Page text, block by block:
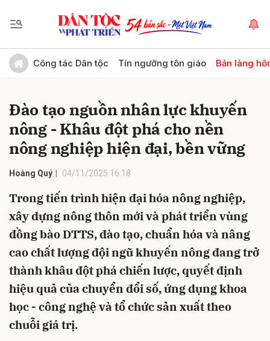
Công tác Dân tộc Tín ngưỡng tôn giáo Bản làng
Đào tạo nguồn nhân lực khuyến
nông - Khâu đột phá cho nền
nông nghiệp hiện đại, bền vững
Hoàng Quý 04/11/2025 16:18
Trong tiến trình hiện đại hóa nông nghiệp,
xây dựng nông thôn mới và phát triển vùng
đồng bào DTTS, đào tạo, chuẩn hóa và nâng
cao chất lượng đội ngũ khuyến nông đang trở
thành khâu đột phá chiến lược, quyết định
hiệu quả của chuyển đổi số, ứng dụng khoa
học - công nghệ và tổ chức sản xuất theo
chuỗi giá trị.
Gửi bình luận